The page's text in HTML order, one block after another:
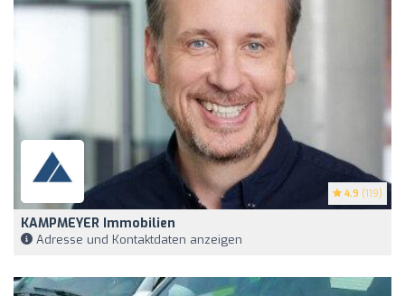
4.9 (119)
KAMPMEYER Immobilien
Adresse und Kontaktdaten anzeigen